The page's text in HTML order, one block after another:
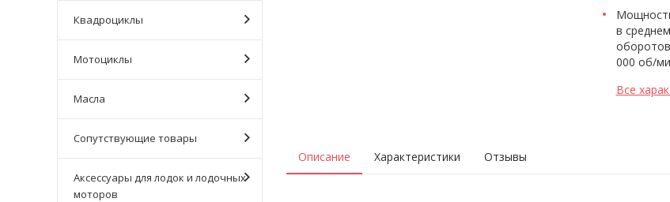
Квадроциклы
Мотоциклы
Масла
Сопутствующие товары
Аксессуары для лодок и лодочных
моторов
в
000 об/
Все
Описание Характеристики Отзывы